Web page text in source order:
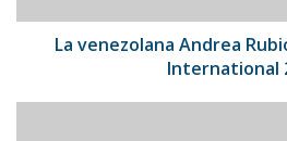
International
La venezolana Andrea
International